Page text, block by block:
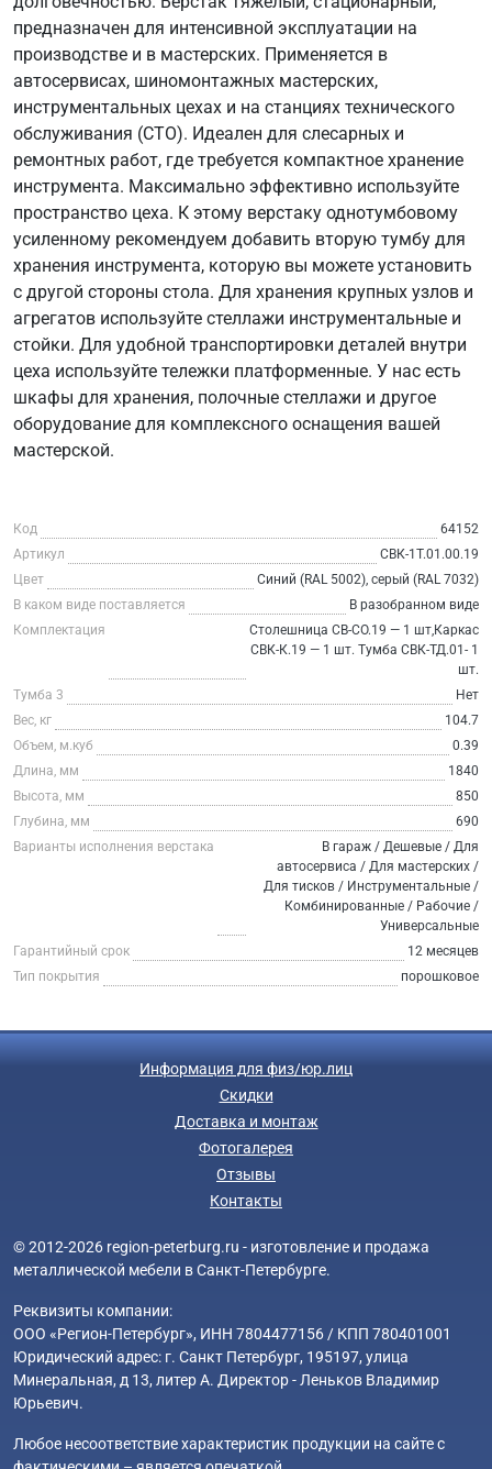
предназначен для интенсивной эксплуатации на
производстве и в мастерских. Применяется в
автосервисах, шиномонтажных мастерских,
инструментальных цехах и на станциях технического
обслуживания (СТО). Идеален для слесарных и
ремонтных работ, где требуется компактное хранение
инструмента. Максимально эффективно используйте
пространство цеха. К этому верстаку однотумбовому
усиленному рекомендуем добавить вторую тумбу для
хранения инструмента, которую вы можете установить
с другой стороны стола. Для хранения крупных узлов и
агрегатов используйте стеллажи инструментальные и
стойки. Для удобной транспортировки деталей внутри
цеха используйте тележки платформенные. У нас есть
шкафы для хранения, полочные стеллажи и другое
оборудование для комплексного оснащения вашей
мастерской.
Код
64152
Артикул
СВК-1Т.01.00.19
Цвет
Синий (RAL 5002), серый (RAL 7032)
В каком виде поставляется
В разобранном виде
Комплектация
Столешница СВ-СО.19 — 1 шт,Каркас
СВК-К.19 — 1 шт. Тумба СВК-ТД.01- 1
шт.
Тумба 3
Нет
Вес, кг
104.7
Объем, м.куб
0.39
Длина, мм
1840
Высота, мм
850
Глубина, мм
690
Варианты исполнения верстака
В гараж / Дешевые / Для
автосервиса / Для мастерских /
Для тисков / Инструментальные /
Комбинированные / Рабочие /
Универсальные
Гарантийный срок
12 месяцев
Тип покрытия
порошковое
Информация для физ/юр.лиц
Скидки
Доставка и монтаж
Фотогалерея
Отзывы
Контакты
© 2012-2026 region-peterburg.ru - изготовление и продажа
металлической мебели в Санкт-Петербурге.
Реквизиты компании:
ООО «Регион-Петербург», ИНН 7804477156 / КПП 780401001
Юридический адрес: г. Санкт Петербург, 195197, улица
Минеральная, д 13, литер А. Директор - Леньков Владимир
Юрьевич.
Любое несоответствие характеристик продукции на сайте с